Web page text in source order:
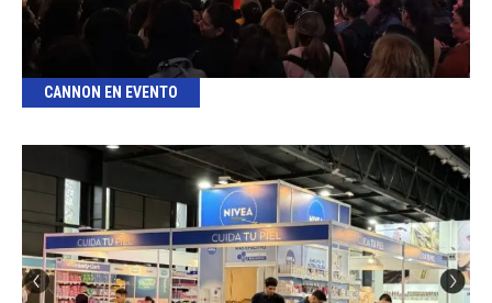
CANNON EN EVENTO